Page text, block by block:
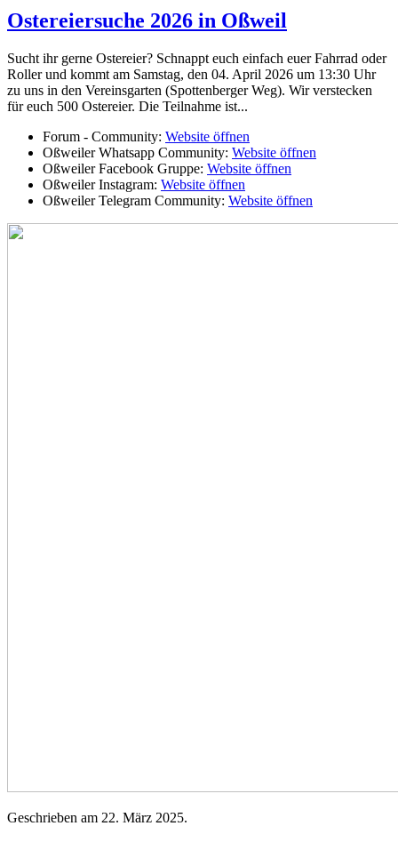
Ostereiersuche 2026 in Oßweil
Sucht ihr gerne Ostereier? Schnappt euch einfach euer Fahrrad oder
Roller und kommt am Samstag, den 04. April 2026 um 13:30 Uhr
zu uns in den Vereinsgarten (Spottenberger Weg). Wir verstecken
für euch 500 Ostereier. Die Teilnahme ist...
Forum - Community: Website öffnen
Oßweiler Whatsapp Community: Website öffnen
Oßweiler Facebook Gruppe: Website öffnen
Oßweiler Instagram: Website öffnen
Oßweiler Telegram Community: Website öffnen
Geschrieben am 22. März 2025.